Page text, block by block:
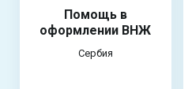
Помощь в
оформлении ВНЖ
Сербия